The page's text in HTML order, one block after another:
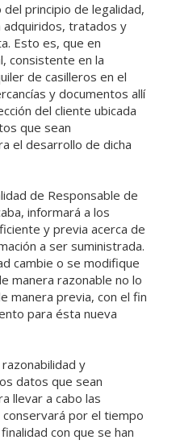
del principio de legalidad,
tratados y
Esto es, que en
consistente en la
de casilleros en el
y documentos allí
del cliente ubicada
que sean
el desarrollo de dicha
de Responsable de
informará a los
y previa acerca de
a ser suministrada.
cambie o se modifique
manera razonable no lo
manera previa, con el fin
para ésta nueva
y
datos que sean
llevar a cabo las
por el tiempo
con que se han